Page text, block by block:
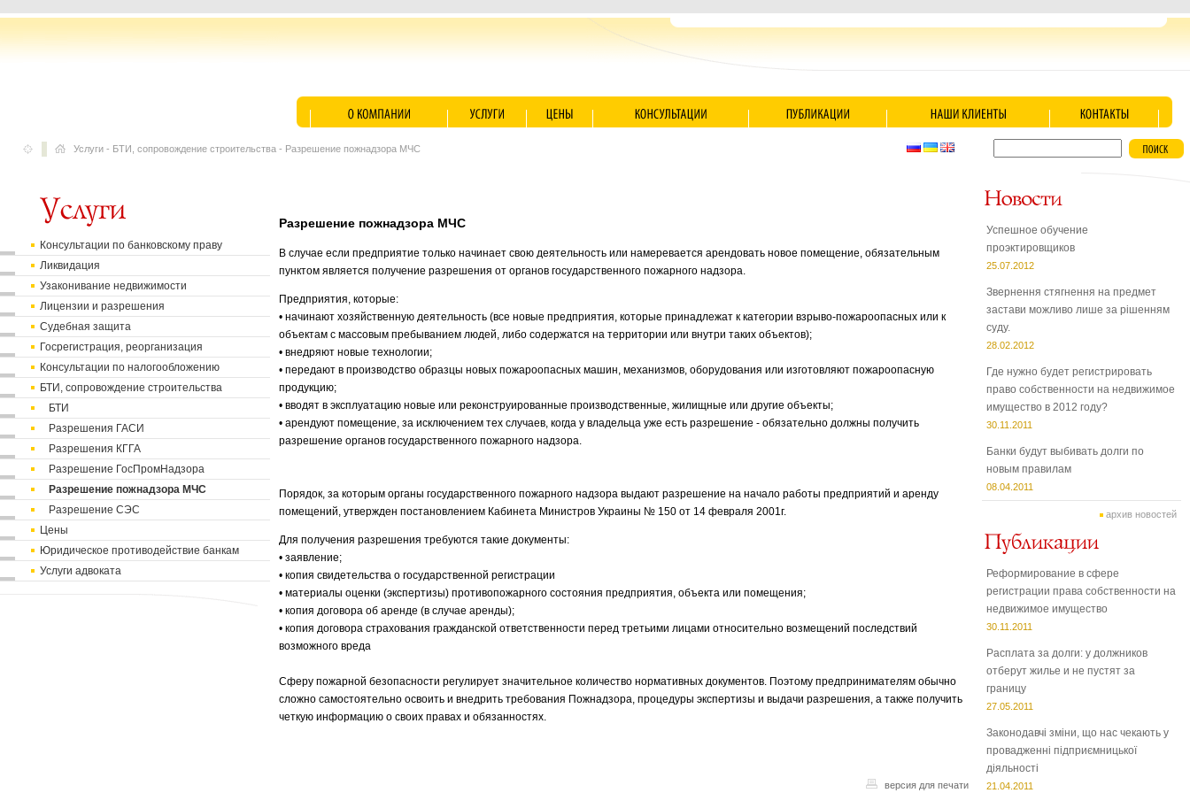
Услуги - БТИ, сопровождение строительства - Разрешение пожнадзора МЧС
Консультации по банковскому праву
Ликвидация
Узаконивание недвижимости
Лицензии и разрешения
Судебная защита
Госрегистрация, реорганизация
Консультации по налогообложению
БТИ, сопровождение строительства
БТИ
Разрешения ГАСИ
Разрешения КГГА
Разрешение ГосПромНадзора
Разрешение пожнадзора МЧС
Разрешение СЭС
Цены
Юридическое противодействие банкам
Услуги адвоката
Разрешение пожнадзора МЧС
В случае если предприятие только начинает свою деятельность или намеревается арендовать новое помещение, обязательным
пунктом является получение разрешения от органов государственного пожарного надзора.
Предприятия, которые:
• начинают хозяйственную деятельность (все новые предприятия, которые принадлежат к категории взрыво-пожароопасных или к
объектам с массовым пребыванием людей, либо содержатся на территории или внутри таких объектов);
• внедряют новые технологии;
• передают в производство образцы новых пожароопасных машин, механизмов, оборудования или изготовляют пожароопасную
продукцию;
• вводят в эксплуатацию новые или реконструированные производственные, жилищные или другие объекты;
• арендуют помещение, за исключением тех случаев, когда у владельца уже есть разрешение - обязательно должны получить
разрешение органов государственного пожарного надзора.
Порядок, за которым органы государственного пожарного надзора выдают разрешение на начало работы предприятий и аренду
помещений, утвержден постановлением Кабинета Министров Украины № 150 от 14 февраля 2001г.
Для получения разрешения требуются такие документы:
• заявление;
• копия свидетельства о государственной регистрации
• материалы оценки (экспертизы) противопожарного состояния предприятия, объекта или помещения;
• копия договора об аренде (в случае аренды);
• копия договора страхования гражданской ответственности перед третьими лицами относительно возмещений последствий
возможного вреда
Сферу пожарной безопасности регулирует значительное количество нормативных документов. Поэтому предпринимателям обычно
сложно самостоятельно освоить и внедрить требования Пожнадзора, процедуры экспертизы и выдачи разрешения, а также получить
четкую информацию о своих правах и обязанностях.
версия для печати
Успешное обучение
проэктировщиков
25.07.2012
Звернення стягнення на предмет
застави можливо лише за рішенням
суду.
28.02.2012
Где нужно будет регистрировать
право собственности на недвижимое
имущество в 2012 году?
30.11.2011
Банки будут выбивать долги по
новым правилам
08.04.2011
архив новостей
Реформирование в сфере
регистрации права собственности на
недвижимое имущество
30.11.2011
Расплата за долги: у должников
отберут жилье и не пустят за
границу
27.05.2011
Законодавчі зміни, що нас чекають у
провадженні підприємницької
діяльності
21.04.2011